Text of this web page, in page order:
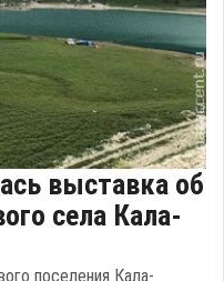
выставка об
села Кала-
поселения Кала-